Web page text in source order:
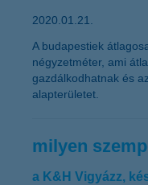
2020.01.21.
A budapestiek
négyzetméter, ami
gazdálkodhatnak és
alapterületet.
milyen
a K&H Vigyázz,